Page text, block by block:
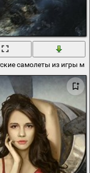
играсамолеты из игры